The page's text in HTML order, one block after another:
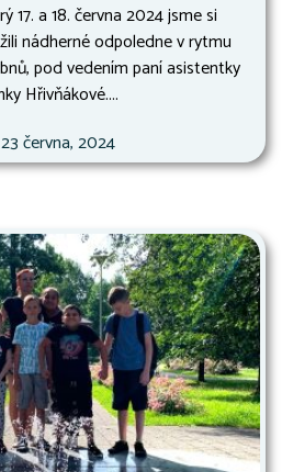
17. a 18. června 2024 jsme si
nádherné odpoledne v rytmu
pod vedením paní asistentky
Hřivňákové....
23 června, 2024